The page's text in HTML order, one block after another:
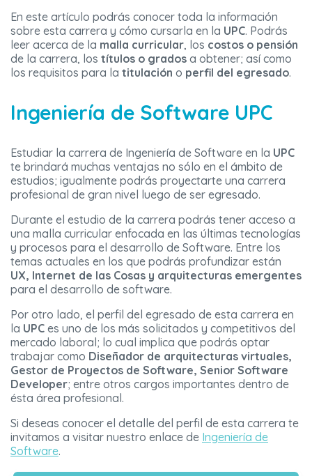
En este artículo podrás conocer toda la información
sobre esta carrera y cómo cursarla en la UPC. Podrás
leer acerca de la malla curricular, los costos o pensión
de la carrera, los títulos o grados a obtener; así como
los requisitos para la titulación o perfil del egresado.
Ingeniería de Software UPC
Estudiar la carrera de Ingeniería de Software en la UPC
te brindará muchas ventajas no sólo en el ámbito de
estudios; igualmente podrás proyectarte una carrera
profesional de gran nivel luego de ser egresado.
Durante el estudio de la carrera podrás tener acceso a
una malla curricular enfocada en las últimas tecnologías
y procesos para el desarrollo de Software. Entre los
temas actuales en los que podrás profundizar están
UX, Internet de las Cosas y arquitecturas emergentes
para el desarrollo de software.
Por otro lado, el perfil del egresado de esta carrera en
la UPC es uno de los más solicitados y competitivos del
mercado laboral; lo cual implica que podrás optar
trabajar como Diseñador de arquitecturas virtuales,
Gestor de Proyectos de Software, Senior Software
Developer; entre otros cargos importantes dentro de
ésta área profesional.
Si deseas conocer el detalle del perfil de esta carrera te
invitamos a visitar nuestro enlace de Ingeniería de
Software.